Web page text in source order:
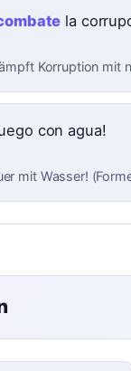
la
Korruption mit
con agua!
mit Wasser!